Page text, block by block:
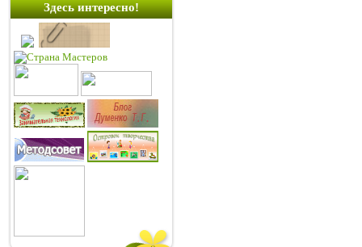
Здесь интересно!